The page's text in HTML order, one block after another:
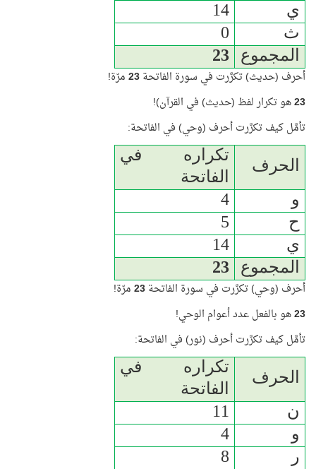
ي
14
ث
0
المجموع
23
أحرف (حديث) تكرَّرت في سورة الفاتحة23مرّة!
23هو تكرار لفظ (حديث) في القرآن)!
تأمَّل كيف تكرَّرت أحرف (وحي) في الفاتحة:
الحرف
تكراره في
الفاتحة
و
4
ح
5
ي
14
المجموع
23
أحرف (وحي) تكرَّرت في سورة الفاتحة23مرّة!
23هو بالفعل عدد أعوام الوحي!
تأمَّل كيف تكرَّرت أحرف (نور) في الفاتحة:
الحرف
تكراره في
الفاتحة
ن
11
و
4
ر
8